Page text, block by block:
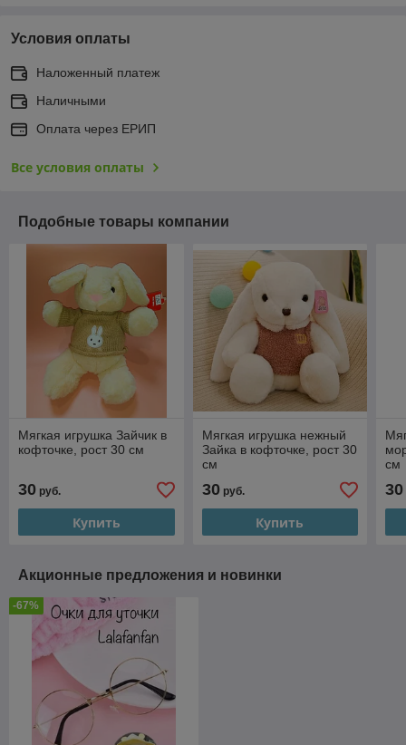
Условия оплаты
Наложенный платеж
Наличными
Оплата через ЕРИП
Все условия оплаты
Подобные товары компании
Мягкая игрушка Зайчик в
кофточке, рост 30 см
30 руб.
Купить
Мягкая игрушка нежный
Зайка в кофточке, рост 30
см
30руб.
Купить
см
30
Акционные предложения и новинки
-67%